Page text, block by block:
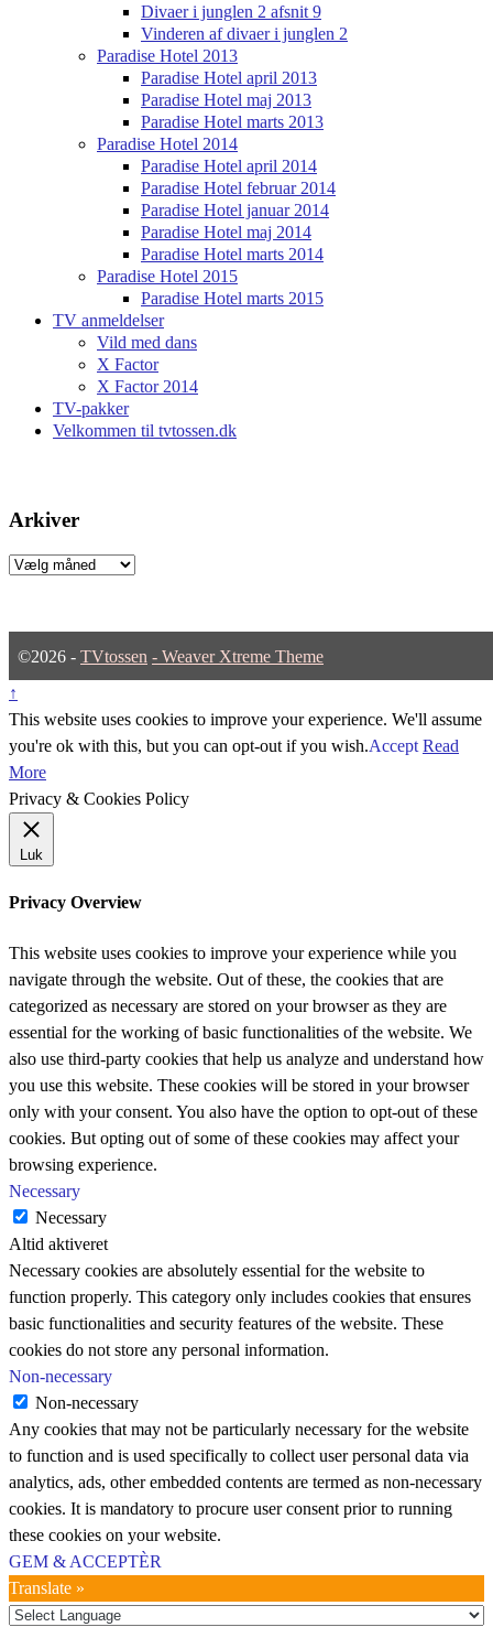
Divaer i junglen 2 afsnit 9
Vinderen af divaer i junglen 2
Paradise Hotel 2013
Paradise Hotel april 2013
Paradise Hotel maj 2013
Paradise Hotel marts 2013
Paradise Hotel 2014
Paradise Hotel april 2014
Paradise Hotel februar 2014
Paradise Hotel januar 2014
Paradise Hotel maj 2014
Paradise Hotel marts 2014
Paradise Hotel 2015
Paradise Hotel marts 2015
TV anmeldelser
Vild med dans
X Factor
X Factor 2014
TV-pakker
Velkommen til tvtossen.dk
Arkiver
Arkiver
©2026 - TVtossen - Weaver Xtreme Theme
↑
This website uses cookies to improve your experience. We'll assume
you're ok with this, but you can opt-out if you wish.Accept Read
More
Privacy & Cookies Policy
Luk
Privacy Overview
This website uses cookies to improve your experience while you
navigate through the website. Out of these, the cookies that are
categorized as necessary are stored on your browser as they are
essential for the working of basic functionalities of the website. We
also use third-party cookies that help us analyze and understand how
you use this website. These cookies will be stored in your browser
only with your consent. You also have the option to opt-out of these
cookies. But opting out of some of these cookies may affect your
browsing experience.
Necessary
Necessary
Altid aktiveret
Necessary cookies are absolutely essential for the website to
function properly. This category only includes cookies that ensures
basic functionalities and security features of the website. These
cookies do not store any personal information.
Non-necessary
Non-necessary
Any cookies that may not be particularly necessary for the website
to function and is used specifically to collect user personal data via
analytics, ads, other embedded contents are termed as non-necessary
cookies. It is mandatory to procure user consent prior to running
these cookies on your website.
GEM & ACCEPTÈR
Translate »